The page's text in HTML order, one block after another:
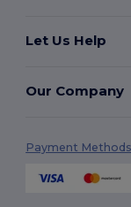
Let Us Help
Our Company
Payment Methods